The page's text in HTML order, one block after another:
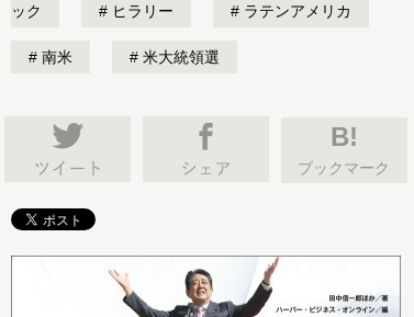
ック ヒラリー ラテンアメリカ
南米 米大統領選
B!
ブックマーク